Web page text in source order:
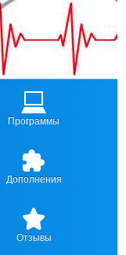
Программы
Дополнения
Отзывы